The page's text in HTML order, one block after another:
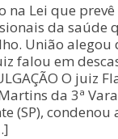
na Lei que
da saúde
União alegou
falou em
O juiz
da 3ª
(SP), condenou